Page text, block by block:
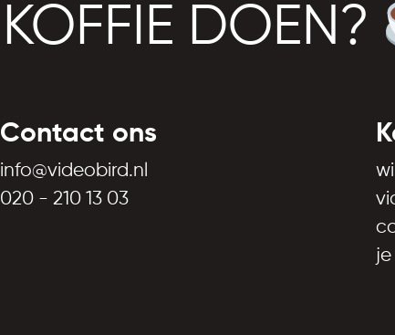
DOEN?
Contact ons
info@videobird.nl
020 - 210 13 03